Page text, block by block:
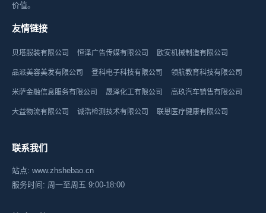
价值。
友情链接
贝塔服装有限公司 恒泽广告传媒有限公司 欧安机械制造有限公司
品派美容美发有限公司 登科电子科技有限公司 领航教育科技有限公司
米萨金融信息服务有限公司 晟泽化工有限公司 高玖汽车销售有限公司
大益物流有限公司 诚浩检测技术有限公司 联恩医疗健康有限公司
联系我们
站点: www.zhshebao.cn
服务时间: 周一至周五 9:00-18:00